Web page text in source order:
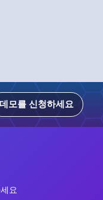
데모를 신청하세요
요